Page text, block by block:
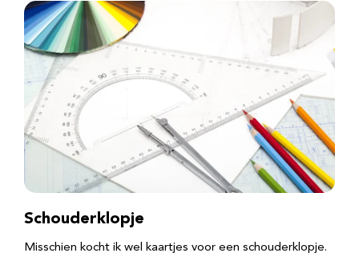
Schouderklopje
Misschien kocht ik wel kaartjes voor een schouderklopje.